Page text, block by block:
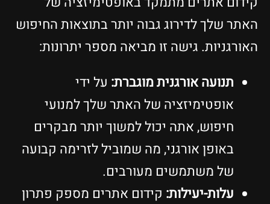
האתר שלך לדירוג גבוה יותר בתוצאות החיפוש
האורגניות. גישה זו מביאה מספר יתרונות:
תנועה אורגנית מוגברת: על ידי
אופטימיזציה של האתר שלך למנועי
חיפוש, אתה יכול למשוך יותר מבקרים
באופן אורגני, מה שמוביל לזרימה קבועה
של משתמשים מעורבים.
עלות-יעילות: קידום אתרים מספק פתרון